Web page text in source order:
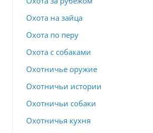
Охота на зайца
Охота по перу
Охота с собаками
Охотничье оружие
Охотничьи истории
Охотничьи собаки
Охотничья кухня